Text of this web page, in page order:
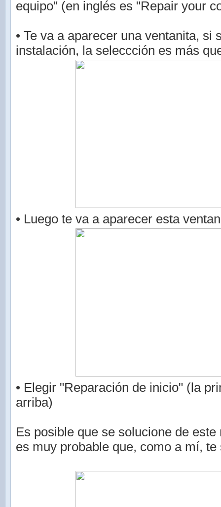
equipo" (en inglés es "Repair your
• Te va a aparecer una ventanita, si
instalación, la seleccción es más
• Luego te va a aparecer esta
• Elegir "Reparación de inicio" (la
arriba)
Es posible que se solucione de
es muy probable que, como a mí,